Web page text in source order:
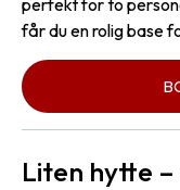
perfekt for to
får du en rolig base
Liten hytte